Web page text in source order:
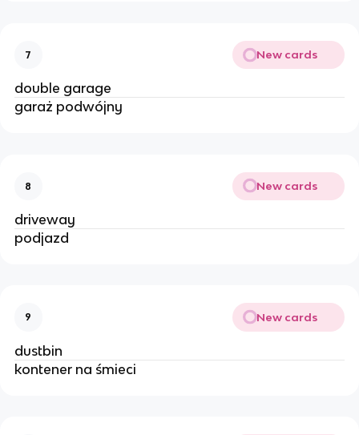
7 New cards
double garage
garaż podwójny
8 New cards
driveway
podjazd
9 New cards
dustbin
kontener na śmieci